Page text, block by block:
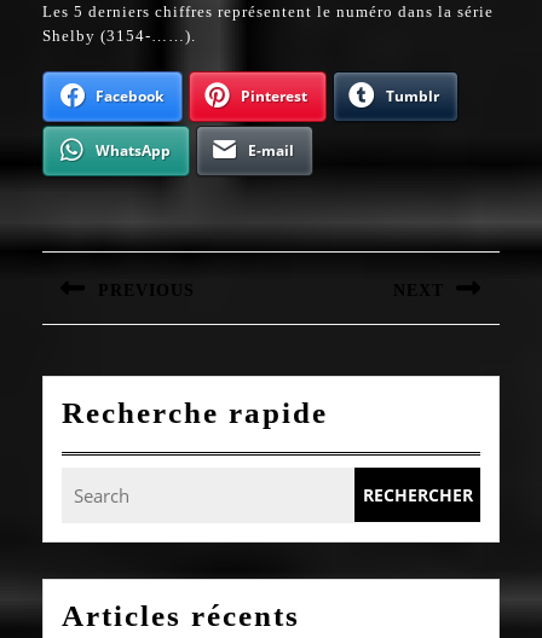
Les 5 derniers chiffres représentent le numéro dans la série
Shelby (3154-……).
Facebook Pinterest Tumblr
WhatsApp E-mail
de
l’articlePREVIOUS
Recherche rapide
for:
Articles récents